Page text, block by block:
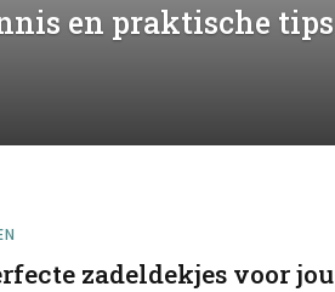
en praktische
zadeldekjes voor